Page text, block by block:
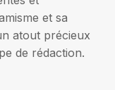
et sa
atout précieux
de rédaction.